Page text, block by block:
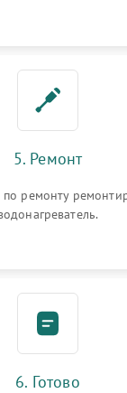
5. Ремонт
ремонту
6. Готово